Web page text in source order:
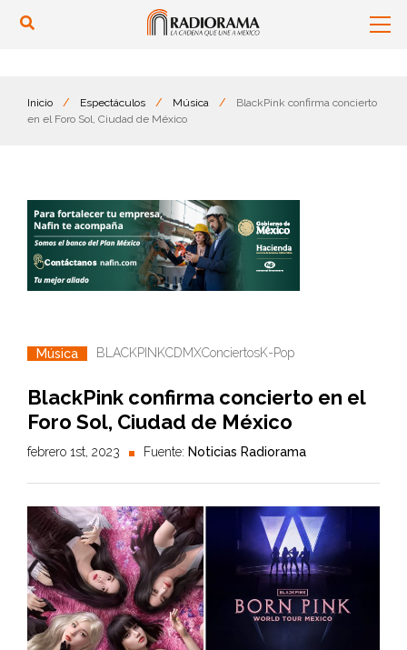
Inicio / Espectáculos / Música /
BlackPink confirma concierto
en el Foro Sol, Ciudad de México
Música BLACKPINKCDMXConciertosK-Pop
BlackPink confirma concierto en el
Foro Sol, Ciudad de México
febrero 1st, 2023 Fuente: Noticias Radiorama